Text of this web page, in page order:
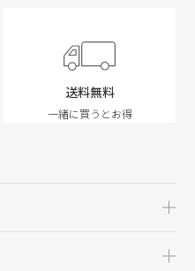
送料無料
一緒に買うとお得